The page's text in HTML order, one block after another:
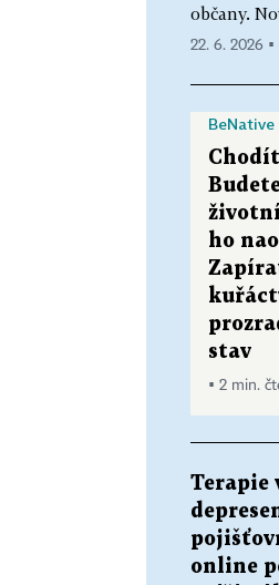
občany.
22. 6. 2026
ho
stav
▪ 2 min.
Terapie
online